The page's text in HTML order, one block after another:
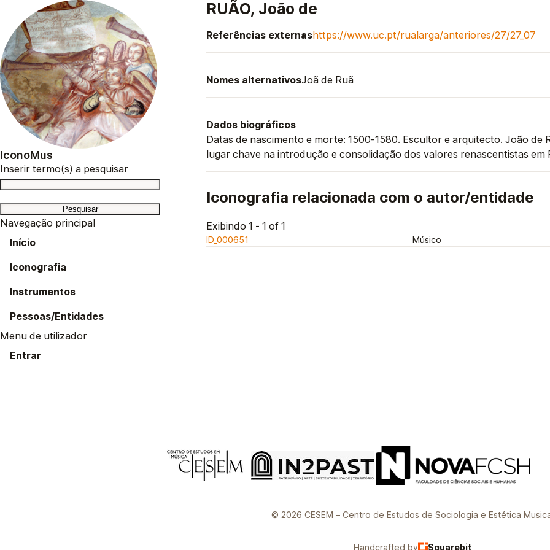
IconoMus
Inserir termo(s) a pesquisar
Navegação principal
Início
Iconografia
Instrumentos
Pessoas/Entidades
Menu de utilizador
Entrar
RUÃO, João de
Referências externashttps://www.uc.pt/rualarga/anteriores/27/27_07
Nomes alternativosJoã de Ruã
Dados biográficos
Datas de nascimento e morte: 1500-1580. Escultor e arquitecto. João
lugar chave na introdução e consolidação dos valores renascentistas
Iconografia relacionada com o autor/entidade
Exibindo 1 - 1 of 1
ID_000651 Músico
© 2026 CESEM – Centro de Estudos de Sociologia e Estética
Handcrafted by Squarebit